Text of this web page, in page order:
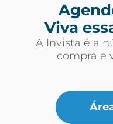
Viva
A Invista é a
compra e